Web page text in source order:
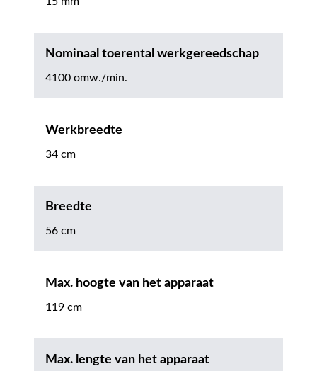
Nominaal toerental werkgereedschap
4100 omw./min.
Werkbreedte
34 cm
Breedte
56 cm
Max. hoogte van het apparaat
119 cm
Max. lengte van het apparaat